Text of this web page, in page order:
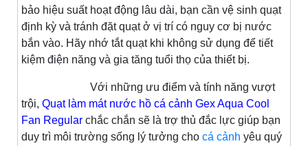
bảo hiệu suất hoạt động lâu dài, bạn cần vệ sinh quạt
định kỳ và tránh đặt quạt ở vị trí có nguy cơ bị nước
bắn vào. Hãy nhớ tắt quạt khi không sử dụng để tiết
kiệm điện năng và gia tăng tuổi thọ của thiết bị.
Với những ưu điểm và tính năng vượt
trội, Quạt làm mát nước hồ cá cảnh Gex Aqua Cool
Fan Regular chắc chắn sẽ là trợ thủ đắc lực giúp bạn
duy trì môi trường sống lý tưởng cho cá cảnh yêu quý